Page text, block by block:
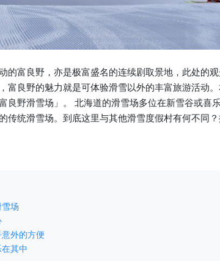
的富良野，亦是极富盛名的连续剧取景地，此处的观
富良野的魅力就是可体验滑雪以外的丰富旅游活动
良野滑雪场」。 北海道的滑雪场多位在新雪谷或喜
传统滑雪场。到底这里与其他滑雪度假村有何不同
场
外的方便
其中